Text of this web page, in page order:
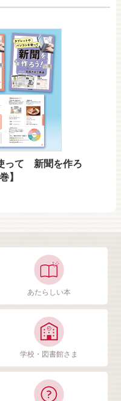
って 新聞を作ろ
】
あたらしい本
学校・図書館さま